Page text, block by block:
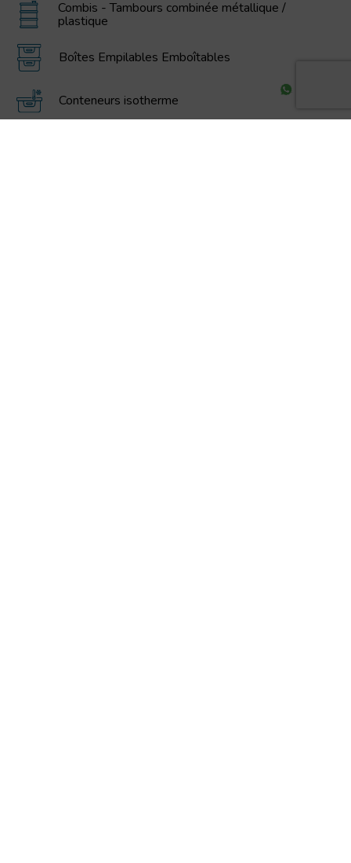
Combis - Tambours combinée métallique /
plastique
Boîtes Empilables Emboîtables
Conteneurs isotherme